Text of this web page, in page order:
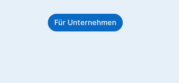
Für Unternehmen